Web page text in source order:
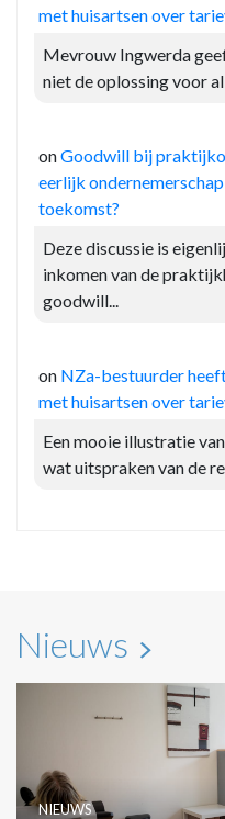
met huisartsen over
Mevrouw Ingwerda
niet de oplossing voor
onGoodwill bij
eerlijk
toekomst?
Deze discussie is
inkomen van de
goodwill...
on NZa-bestuurder
met huisartsen over
Een mooie illustratie
wat uitspraken van de
Nieuws
NIEUWS